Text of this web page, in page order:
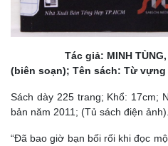
Tác giả: MINH TÙNG,
(biên soạn); Tên sách: Từ
Sách dày 225 trang; Khổ: 17cm;
bản năm 2011; (Tủ sách điện ảnh).
“Đã bao giờ bạn bối rối khi đọc